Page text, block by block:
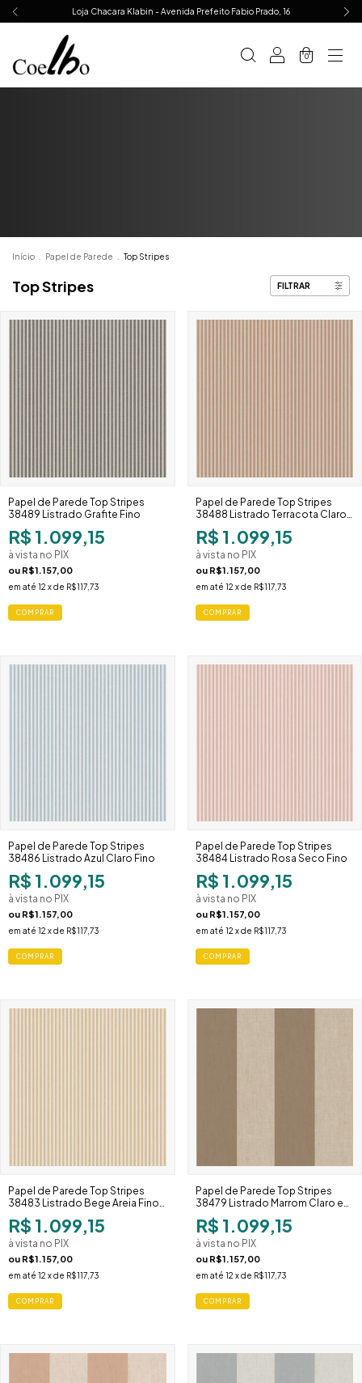
Loja Chacara Klabin - Avenida Prefeito Fabio Prado, 16
0
Início Papel de Parede Top Stripes
Top Stripes FILTRAR
Papel de Parede Top Stripes
38489 Listrado Grafite Fino
R$ 1.099,15
à vista no PIX
ou R$1.157,00
em até 12 x de R$117,73
Papel de Parede Top Stripes
38488 Listrado Terracota Claro
Estreito
R$ 1.099,15
à vista no PIX
ou R$1.157,00
em até 12 x de R$117,73
Papel de Parede Top Stripes
38486 Listrado Azul Claro Fino
R$ 1.099,15
à vista no PIX
ou R$1.157,00
em até 12 x de R$117,73
Papel de Parede Top Stripes
38484 Listrado Rosa Seco Fino
R$ 1.099,15
à vista no PIX
ou R$1.157,00
em até 12 x de R$117,73
Papel de Parede Top Stripes
38483 Listrado Bege Areia Fino
Espaçado
R$ 1.099,15
à vista no PIX
ou R$1.157,00
em até 12 x de R$117,73
Papel de Parede Top Stripes
38479 Listrado Marrom Claro e
Cru Largo
R$ 1.099,15
à vista no PIX
ou R$1.157,00
em até 12 x de R$117,73